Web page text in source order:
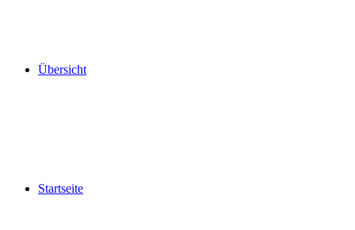
Übersicht
Startseite